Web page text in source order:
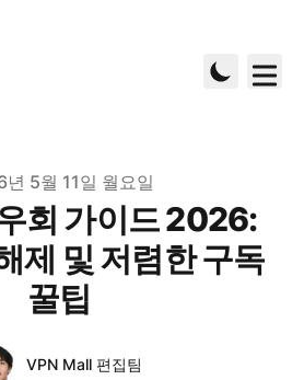
5월 11일 월요일
회 가이드 2026:
제 및 저렴한 구독
꿀팁
Name
VPN Mall 편집팀